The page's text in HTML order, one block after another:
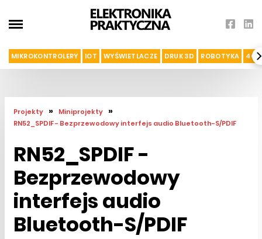
MIKROKONTROLERY IOT WYŚWIETLACZE DRUK 3D ROBOTYKA 4G I
Projekty » Miniprojekty »
RN52_SPDIF - Bezprzewodowy interfejs audio Bluetooth-S/PDIF
RN52_SPDIF -
Bezprzewodowy
interfejs audio
Bluetooth-S/PDIF